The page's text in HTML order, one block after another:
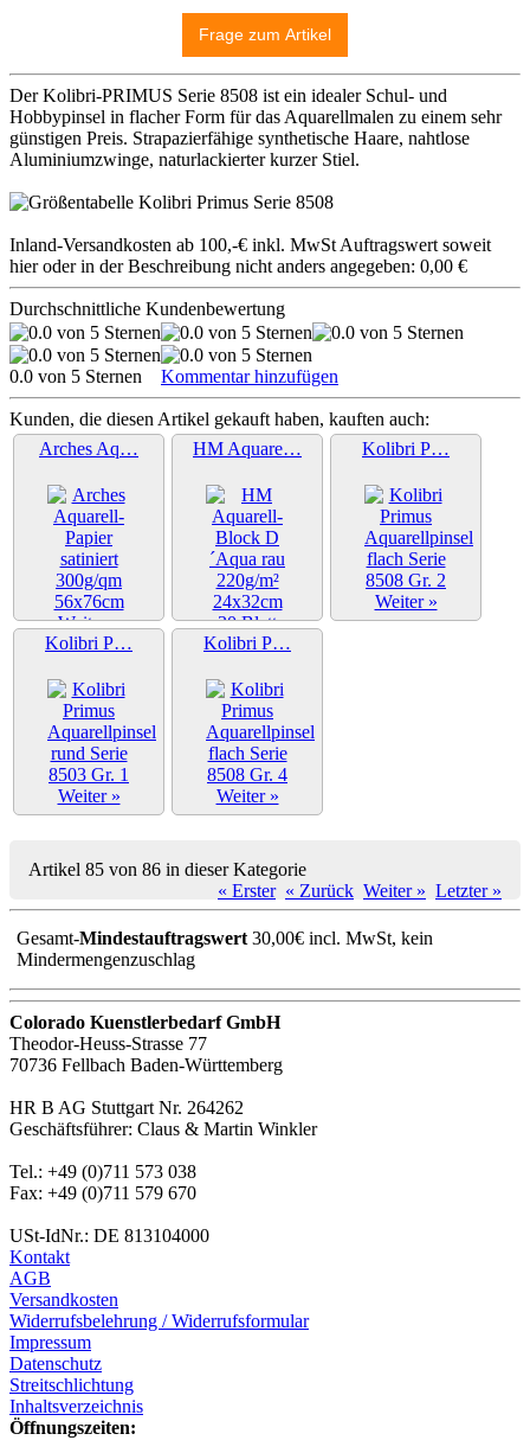
Der Kolibri-PRIMUS Serie 8508 ist ein idealer Schul- und
Hobbypinsel in flacher Form für das Aquarellmalen zu einem sehr
günstigen Preis. Strapazierfähige synthetische Haare, nahtlose
Aluminiumzwinge, naturlackierter kurzer Stiel.
Inland-Versandkosten ab 100,-€ inkl. MwSt Auftragswert soweit
hier oder in der Beschreibung nicht anders angegeben: 0,00 €
Durchschnittliche Kundenbewertung
0.0 von 5 Sternen Kommentar hinzufügen
Kunden, die diesen Artikel gekauft haben, kauften auch:
Arches Aq…
Weiter »
HM Aquare…
Weiter »
Kolibri P…
Weiter »
Kolibri P…
Weiter »
Kolibri P…
Weiter »
Artikel 85 von 86 in dieser Kategorie
« Erster « Zurück Weiter » Letzter »
Gesamt-Mindestauftragswert30,00€ incl. MwSt, kein
Mindermengenzuschlag
Colorado Kuenstlerbedarf GmbH
Theodor-Heuss-Strasse 77
70736 Fellbach Baden-Württemberg
HR B AG Stuttgart Nr. 264262
Geschäftsführer: Claus & Martin Winkler
Tel.: +49 (0)711 573 038
Fax: +49 (0)711 579 670
USt-IdNr.: DE 813104000
Kontakt
AGB
Versandkosten
Widerrufsbelehrung / Widerrufsformular
Impressum
Datenschutz
Streitschlichtung
Inhaltsverzeichnis
Öffnungszeiten: